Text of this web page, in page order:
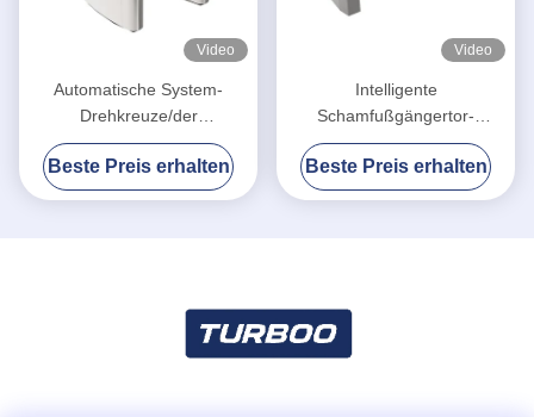
Video
Automatische System-
Drehkreuze/der
Zugriffskontrollsperren-und -
tor-24V Motorspannung
Beste Preis erhalten
Video
Intelligente
Schamfußgängertor-
Zugriffskontrolle für
Kleinmassenkontrolle
Beste Preis erhalten